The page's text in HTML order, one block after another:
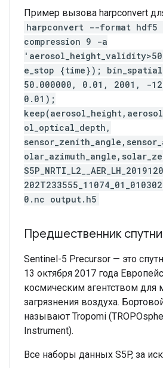
Пример вызова harpconvert
harpconvert --format
compression 9 -a
e_stop {time});
50.000000, 0.01, 2001, -
0.01);
ol_optical_depth,
0.nc output.h5
Предшественник
Sentinel-5 Precursor — это
13 октября 2017 года
космическим агентством для
загрязнения воздуха.
называют Tropomi
Instrument).
Все наборы данных S5P, за